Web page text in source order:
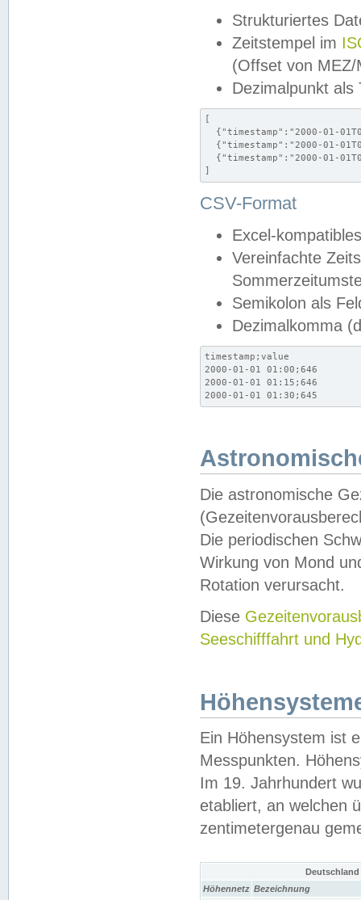
Strukturiertes
Zeitstempel im
(Offset von MEZ/
Dezimalpunkt als
[
{"timestamp":"2000-01-
{"timestamp":"2000-01-
{"timestamp":"2000-01-
]
CSV-Format
Excel-
Vereinfachte
Semikolon als
Dezimalkomma
timestamp;value
2000-01-01 01:00;646
2000-01-01 01:15;646
2000-01-01 01:30;645
Die astronomische
Die periodischen
Wirkung von Mond
Rotation verursacht.
Diese
Seeschifffahrt und
Ein Höhensystem ist
Messpunkten.
Im 19. Jahrhundert
etabliert, an welchen
zentimetergenau
Höhennetz Bezeichnung